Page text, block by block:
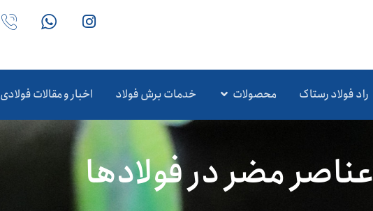
راد فولاد رستاک محصولات خدمات برش فولاد اخبار و مقالات فولادی
عناصر مضر در فولادها